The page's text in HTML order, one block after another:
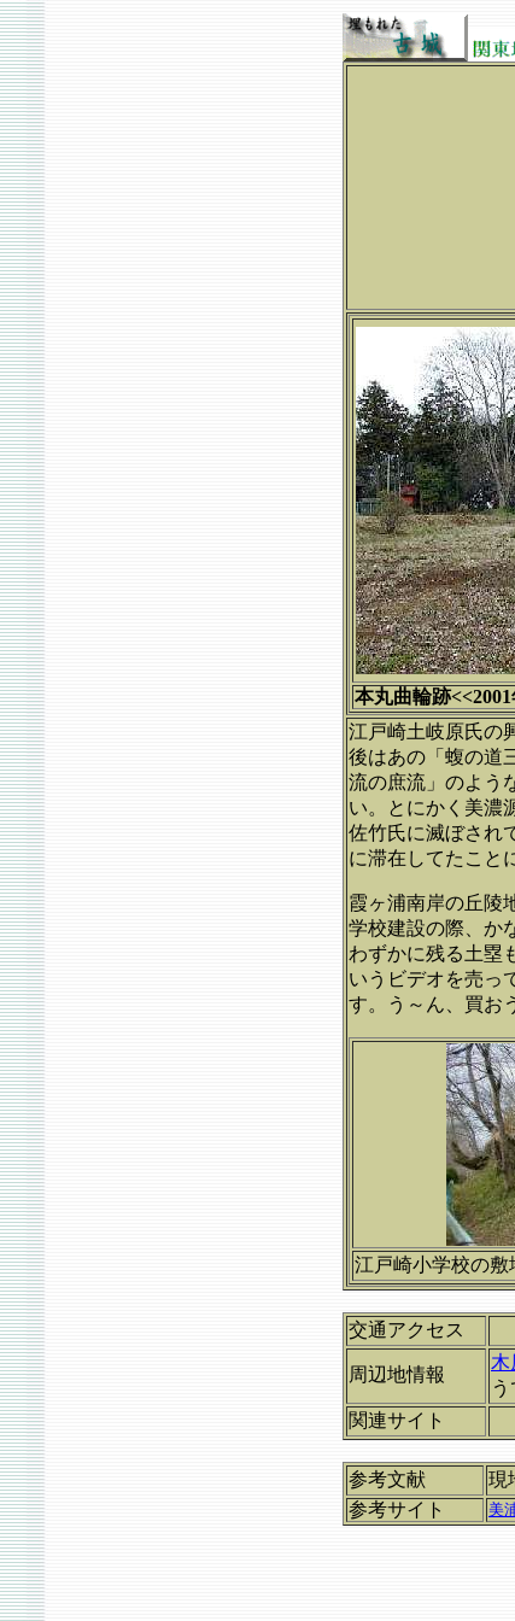
本丸曲輪跡
江戸崎土岐原氏の
後はあの「蝮の道
流の庶流」のよう
い。とにかく美濃
佐竹氏に滅ぼされ
に滞在してたこと
霞ヶ浦南岸の丘陵
学校建設の際、か
わずかに残る土塁
いうビデオを売っ
す。う～ん、買お
江戸崎小学校の敷
交通アクセス
周辺地情報
木
う
関連サイト
参考文献
現
参考サイト
美